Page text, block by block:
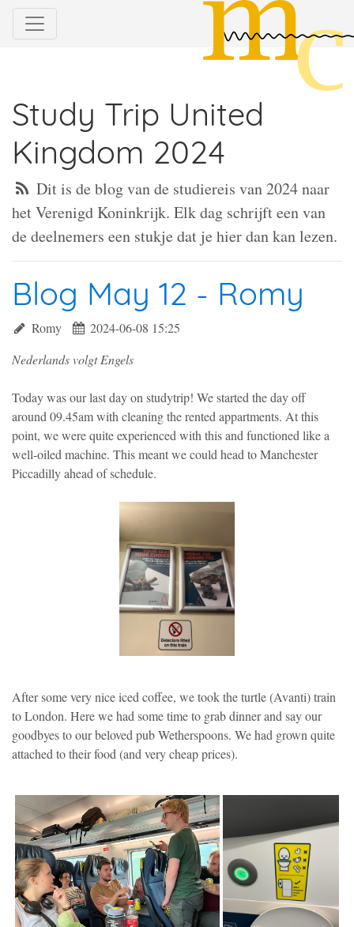
Study Trip United
Kingdom 2024
Dit is de blog van de studiereis van 2024 naar
het Verenigd Koninkrijk. Elk dag schrijft een van
de deelnemers een stukje dat je hier dan kan lezen.
Blog May 12 - Romy
Romy
2024-06-08 15:25
Nederlands volgt Engels
Today was our last day on studytrip! We started the day off
around 09.45am with cleaning the rented appartments. At this
point, we were quite experienced with this and functioned like a
well-oiled machine. This meant we could head to Manchester
Piccadilly ahead of schedule.
After some very nice iced coffee, we took the turtle (Avanti) train
to London. Here we had some time to grab dinner and say our
goodbyes to our beloved pub Wetherspoons. We had grown quite
attached to their food (and very cheap prices).